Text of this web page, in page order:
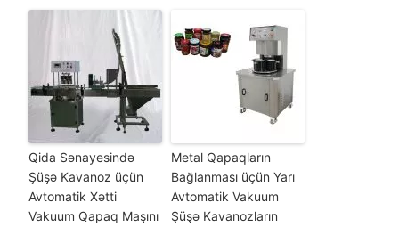
Qida Sənayesində
Şüşə Kavanoz üçün
Avtomatik Xətti
Vakuum Qapaq Maşını
Metal Qapaqların
Bağlanması üçün Yarı
Avtomatik Vakuum
Şüşə Kavanozların